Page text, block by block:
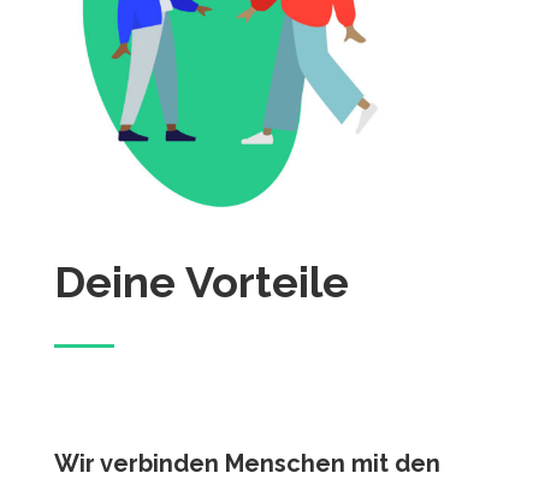
Deine Vorteile
Wir verbinden Menschen mit den